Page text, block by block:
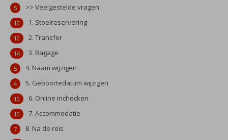
>> Veelgestelde vragen
5
1. Stoelreservering
10
2. Transfer
10
3. Bagage
14
4. Naam wijzigen
5
5. Geboortedatum wijzigen
4
6. Online inchecken
10
7. Accommodatie
10
8. Na de reis
7